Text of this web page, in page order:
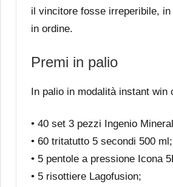
il vincitore fosse irreperibile,
in ordine.
Premi in palio
In palio in modalità instant win
• 40 set 3 pezzi Ingenio
• 60 tritatutto 5 secondi 500 ml;
• 5 pentole a pressione Icona
• 5 risottiere Lagofusion;